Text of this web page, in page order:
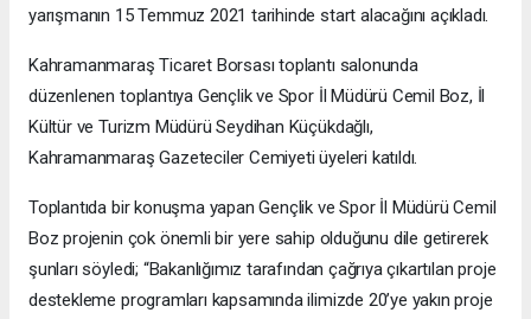
yarışmanın 15 Temmuz 2021 tarihinde start alacağını açıkladı.
Kahramanmaraş Ticaret Borsası toplantı salonunda
düzenlenen toplantıya Gençlik ve Spor İl Müdürü Cemil Boz, İl
Kültür ve Turizm Müdürü Seydihan Küçükdağlı,
Kahramanmaraş Gazeteciler Cemiyeti üyeleri katıldı.
Toplantıda bir konuşma yapan Gençlik ve Spor İl Müdürü Cemil
Boz projenin çok önemli bir yere sahip olduğunu dile getirerek
şunları söyledi; “Bakanlığımız tarafından çağrıya çıkartılan proje
destekleme programları kapsamında ilimizde 20’ye yakın proje